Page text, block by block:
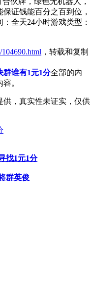
证钱能百分之百到位，
全天24小时游戏类型：
，转载和复制
群谁有1元1分全部的内
。
供，真实性未证实，仅供
找1元1分
群英俊